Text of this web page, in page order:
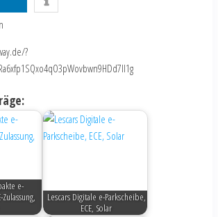
?
e-
Zulassung,
Lescars Digitale e-Parkscheibe,
ECE, Solar